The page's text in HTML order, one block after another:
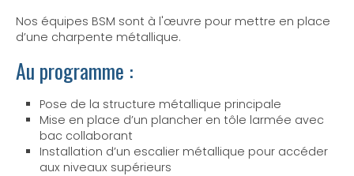
Nos équipes BSM sont à l'œuvre pour mettre en place
d’une charpente métallique.
Au programme :
Pose de la structure métallique principale
Mise en place d’un plancher en tôle larmée avec
bac collaborant
Installation d’un escalier métallique pour accéder
aux niveaux supérieurs